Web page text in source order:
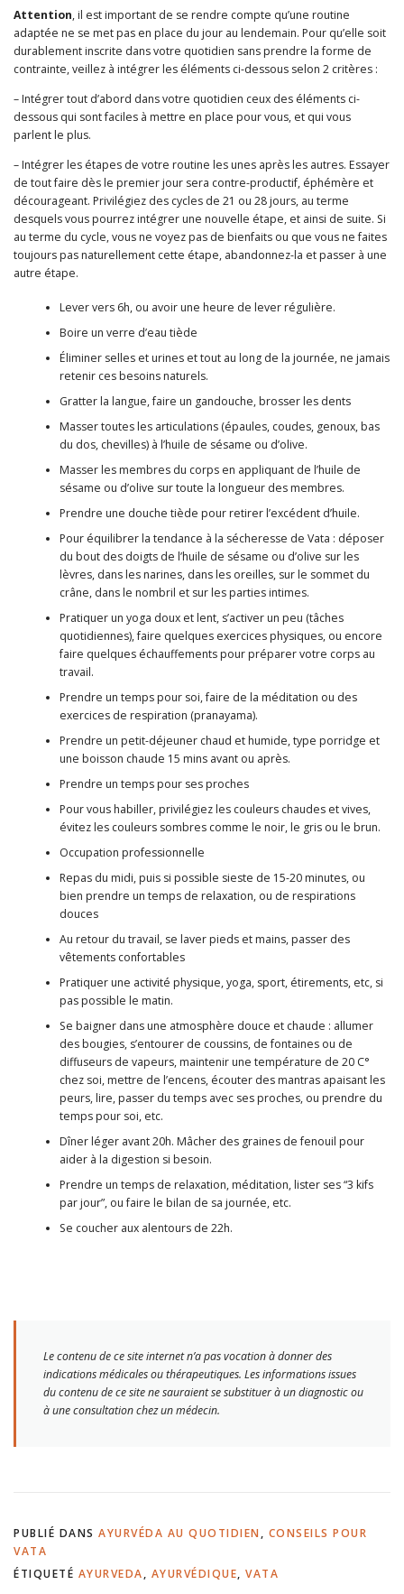
Attention, il est important de se rendre compte qu’une routine
adaptée ne se met pas en place du jour au lendemain. Pour qu’elle soit
durablement inscrite dans votre quotidien sans prendre la forme de
contrainte, veillez à intégrer les éléments ci-dessous selon 2 critères :
– Intégrer tout d’abord dans votre quotidien ceux des éléments ci-
dessous qui sont faciles à mettre en place pour vous, et qui vous
parlent le plus.
– Intégrer les étapes de votre routine les unes après les autres. Essayer
de tout faire dès le premier jour sera contre-productif, éphémère et
décourageant. Privilégiez des cycles de 21 ou 28 jours, au terme
desquels vous pourrez intégrer une nouvelle étape, et ainsi de suite. Si
au terme du cycle, vous ne voyez pas de bienfaits ou que vous ne faites
toujours pas naturellement cette étape, abandonnez-la et passer à une
autre étape.
Lever vers 6h, ou avoir une heure de lever régulière.
Boire un verre d’eau tiède
Éliminer selles et urines et tout au long de la journée, ne jamais
retenir ces besoins naturels.
Gratter la langue, faire un gandouche, brosser les dents
Masser toutes les articulations (épaules, coudes, genoux, bas
du dos, chevilles) à l’huile de sésame ou d’olive.
Masser les membres du corps en appliquant de l’huile de
sésame ou d’olive sur toute la longueur des membres.
Prendre une douche tiède pour retirer l’excédent d’huile.
Pour équilibrer la tendance à la sécheresse de Vata : déposer
du bout des doigts de l’huile de sésame ou d’olive sur les
lèvres, dans les narines, dans les oreilles, sur le sommet du
crâne, dans le nombril et sur les parties intimes.
Pratiquer un yoga doux et lent, s’activer un peu (tâches
quotidiennes), faire quelques exercices physiques, ou encore
faire quelques échauffements pour préparer votre corps au
travail.
Prendre un temps pour soi, faire de la méditation ou des
exercices de respiration (pranayama).
Prendre un petit-déjeuner chaud et humide, type porridge et
une boisson chaude 15 mins avant ou après.
Prendre un temps pour ses proches
Pour vous habiller, privilégiez les couleurs chaudes et vives,
évitez les couleurs sombres comme le noir, le gris ou le brun.
Occupation professionnelle
Repas du midi, puis si possible sieste de 15-20 minutes, ou
bien prendre un temps de relaxation, ou de respirations
douces
Au retour du travail, se laver pieds et mains, passer des
vêtements confortables
Pratiquer une activité physique, yoga, sport, étirements, etc, si
pas possible le matin.
Se baigner dans une atmosphère douce et chaude : allumer
des bougies, s’entourer de coussins, de fontaines ou de
diffuseurs de vapeurs, maintenir une température de 20 C°
chez soi, mettre de l’encens, écouter des mantras apaisant les
peurs, lire, passer du temps avec ses proches, ou prendre du
temps pour soi, etc.
Dîner léger avant 20h. Mâcher des graines de fenouil pour
aider à la digestion si besoin.
Prendre un temps de relaxation, méditation, lister ses “3 kifs
par jour”, ou faire le bilan de sa journée, etc.
Se coucher aux alentours de 22h.
Le contenu de ce site internet n’a pas vocation à donner des
indications médicales ou thérapeutiques. Les informations issues
du contenu de ce site ne sauraient se substituer à un diagnostic ou
à une consultation chez un médecin.
PUBLIÉ DANS AYURVÉDA AU QUOTIDIEN , CONSEILS POUR
VATA
ÉTIQUETÉ AYURVEDA, AYURVÉDIQUE, VATA